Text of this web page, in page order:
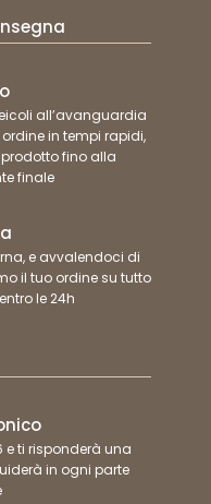
all’avanguardia
in tempi rapidi,
fino alla
finale
e avvalendoci di
il tuo ordine su tutto
le 24h
e ti risponderà una
in ogni parte